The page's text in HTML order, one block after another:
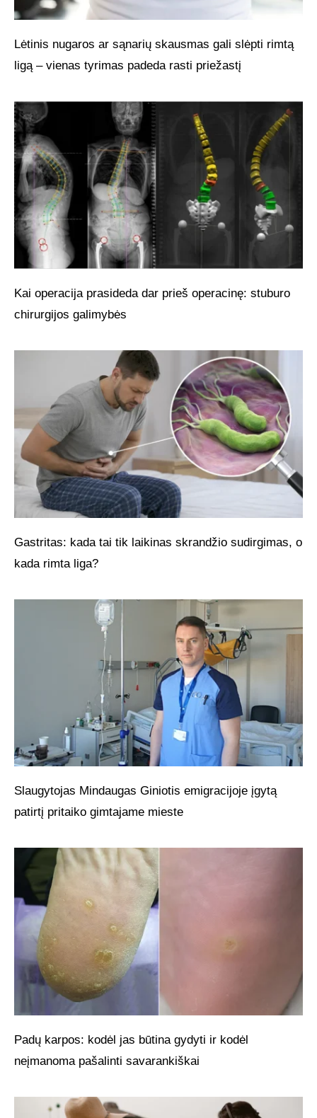
Lėtinis nugaros ar sąnarių skausmas gali slėpti rimtą
ligą – vienas tyrimas padeda rasti priežastį
Kai operacija prasideda dar prieš operacinę: stuburo
chirurgijos galimybės
Gastritas: kada tai tik laikinas skrandžio sudirgimas, o
kada rimta liga?
Slaugytojas Mindaugas Giniotis emigracijoje įgytą
patirtį pritaiko gimtajame mieste
Padų karpos: kodėl jas būtina gydyti ir kodėl
neįmanoma pašalinti savarankiškai